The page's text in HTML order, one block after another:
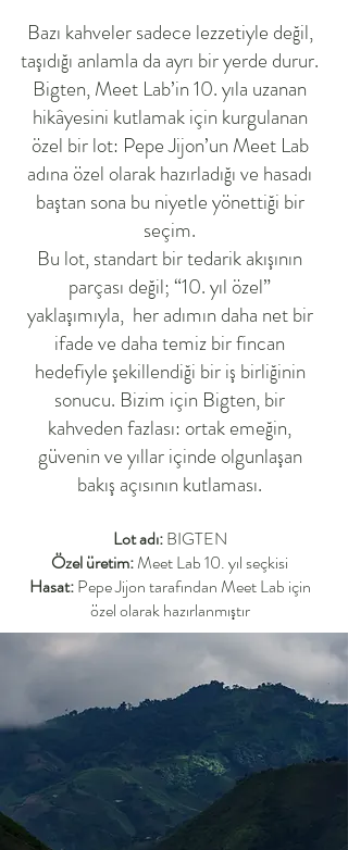
Bazı kahveler sadece lezzetiyle değil,
taşıdığı anlamla da ayrı bir yerde durur.
Bigten, Meet Lab’in 10. yıla uzanan
hikâyesini kutlamak için kurgulanan
özel bir lot: Pepe Jijon’un Meet Lab
adına özel olarak hazırladığı ve hasadı
baştan sona bu niyetle yönettiği bir
seçim.
Bu lot, standart bir tedarik akışının
parçası değil; “10. yıl özel”
yaklaşımıyla, her adımın daha net bir
ifade ve daha temiz bir fincan
hedefiyle şekillendiği bir iş birliğinin
sonucu. Bizim için Bigten, bir
kahveden fazlası: ortak emeğin,
güvenin ve yıllar içinde olgunlaşan
bakış açısının kutlaması.
Lot adı:BIGTEN
Özel üretim:Meet Lab 10. yıl seçkisi
Hasat:Pepe Jijon tarafından Meet Lab için
özel olarak hazırlanmıştır